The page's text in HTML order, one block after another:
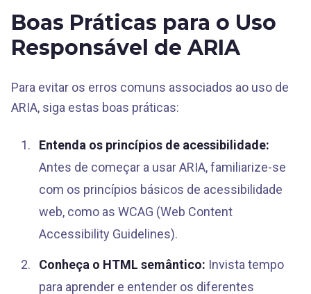
Boas Práticas para o Uso
Responsável de ARIA
Para evitar os erros comuns associados ao uso de
ARIA, siga estas boas práticas:
Entenda os princípios de acessibilidade:
Antes de começar a usar ARIA, familiarize-se
com os princípios básicos de acessibilidade
web, como as WCAG (Web Content
Accessibility Guidelines).
Conheça o HTML semântico: Invista tempo
para aprender e entender os diferentes